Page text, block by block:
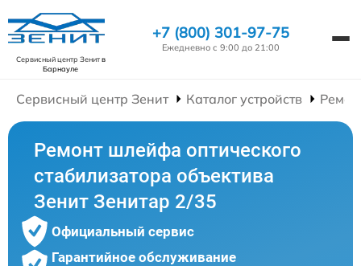
Сервисный центр Зенитв
Барнауле
+7 (800) 301-97-75
Ежедневно с 9:00 до 21:00
Сервисный центр Зенит Каталог устройств
Ремонт шлейфа оптического
стабилизатора объектива
Зенит Зенитар 2/35
Официальный сервис
Гарантийное обслуживание